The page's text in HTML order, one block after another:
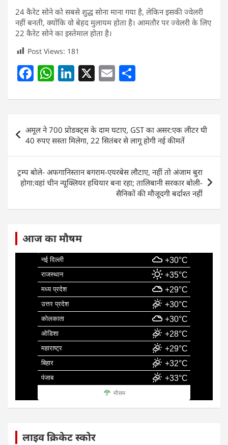
24 कैरेट सोने को सबसे शुद्ध सोना माना गया है, लेकिन इसकी ज्वेलरी
नहीं बनती, क्‍योंकि वो बेहद मुलायम होता है। आमतौर पर ज्वेलरी के लिए
22 कैरेट सोने का इस्तेमाल होता है।
Post Views: 181
F
c
e
b
o
o
k
W
at
s
A
p
p
Li
k
e
dI
n
X E
ai
l
ar
e
navigation
अमूल ने 700 प्रोडक्ट्स के दाम घटाए, GST का असर:एक लीटर घी
40 रुपए सस्ता मिलेगा, 22 सितंबर से लागू होगी नई कीमतें
ट्रम्प बोले- अफगानिस्तान बगराम-एयरबेस लौटाए, नहीं तो अंजाम बुरा
होगा:वहां चीन न्यूक्लियर हथियार बना रहा; तालिबानी सरकार बोली-
सैनिकों की मौजूदगी बर्दाश्त नहीं
आज का मौषम
नई दिल्ली +30°C
राजस्थान +35°C
मध्य प्रदेश +29°C
उत्तर प्रदेश +30°C
कोलकाता +30°C
ओडिशा +28°C
महाराष्ट्र +29°C
बिहार +32°C
पंजाब +33°C
मौसम
लाइव क्रिकेट स्कोर